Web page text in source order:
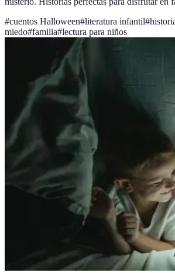
#cuentos Halloween#literatura infantil#
miedo#familia#lectura para niños